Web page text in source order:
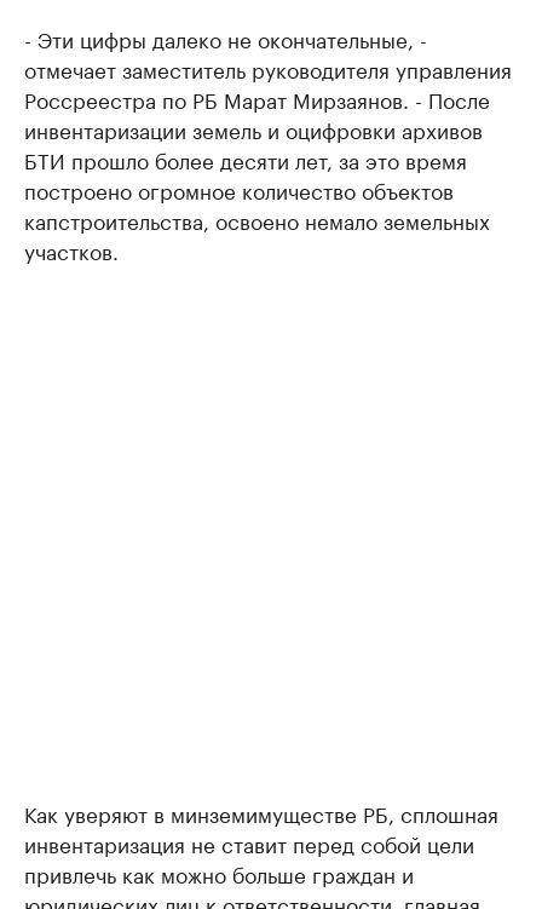
- Эти цифры далеко не окончательные, -
отмечает заместитель руководителя управления
Россреестра по РБ Марат Мирзаянов. - После
инвентаризации земель и оцифровки архивов
БТИ прошло более десяти лет, за это время
построено огромное количество объектов
капстроительства, освоено немало земельных
участков.
Как уверяют в минземимуществе РБ, сплошная
инвентаризация не ставит перед собой цели
привлечь как можно больше граждан и